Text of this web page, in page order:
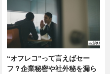
“オフレコ”って言えばセー
フ？企業秘密や社外秘を漏ら